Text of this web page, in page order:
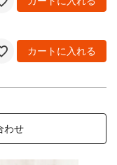
カートに入れる
わせ